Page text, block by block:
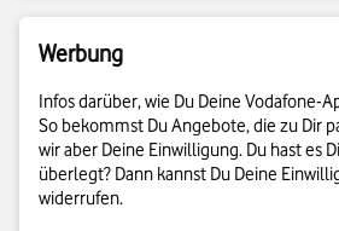
Werbung
Infos darüber, wie Du Deine Vodafone-
So bekommst Du Angebote, die zu Dir
wir aber Deine Einwilligung. Du hast es
überlegt? Dann kannst Du Deine
widerrufen.